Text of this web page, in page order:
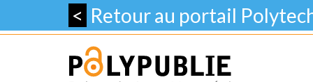
< Retour au portail